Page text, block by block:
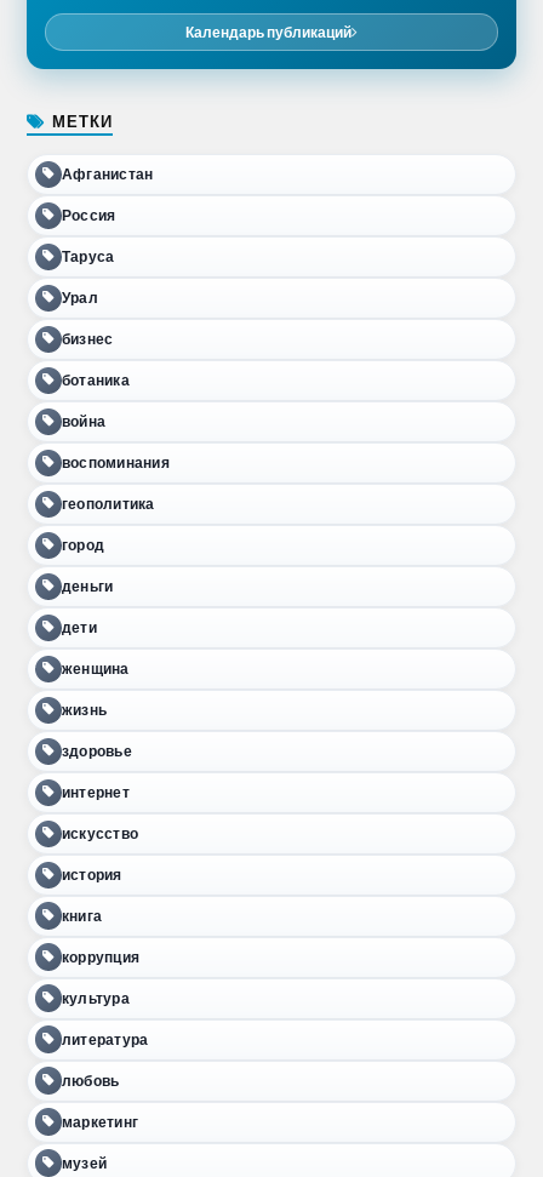
Календарь публикаций
МЕТКИ
Афганистан
Россия
Таруса
Урал
бизнес
ботаника
война
воспоминания
геополитика
город
деньги
дети
женщина
жизнь
здоровье
интернет
искусство
история
книга
коррупция
культура
литература
любовь
маркетинг
музей